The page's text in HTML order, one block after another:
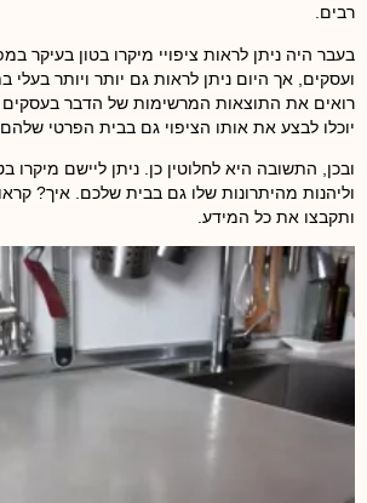
רבים.
בעבר היה ניתן לראות ציפויי מיקרו בטון בעיקר
ועסקים, אך היום ניתן לראות גם יותר ויותר
רואים את התוצאות המרשימות של הדבר בעסקים
יוכלו לבצע את אותו הציפוי גם בבית הפרטי שלהם.
ובכן, התשובה היא לחלוטין כן. ניתן ליישם מיקרו
וליהנות מהיתרונות שלו גם בבית שלכם. איך?
ותקבצו את כל המידע.